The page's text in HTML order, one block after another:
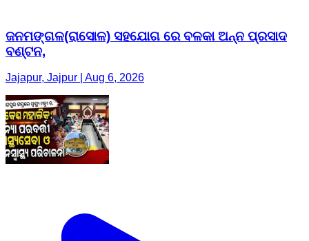
ଜନମଙ୍ଗଳ(ରାସୋଳ) ସହଯୋଗ ରେ ବଳକା ଅନ୍ନ ପ୍ରସାଦ
ବଣ୍ଟନ,
Jajapur, Jajpur | Aug 6, 2026